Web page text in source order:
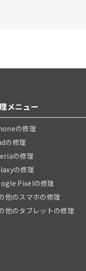
メニュー
の修理
の修理
の修理
の修理
Pixelの修理
他のスマホの修理
他のタブレットの修理